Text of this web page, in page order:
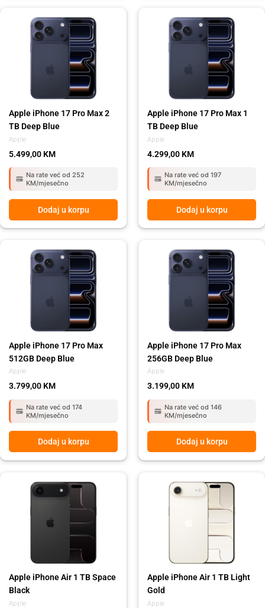
Apple
Apple iPhone 17 Pro Max 2
TB Deep Blue
5.499,00 KM
Na rate već od 252
KM/mjesečno
Dodaj u korpu
Apple
Apple iPhone 17 Pro Max 1
TB Deep Blue
4.299,00 KM
Na rate već od 197
KM/mjesečno
Dodaj u korpu
Apple
Apple iPhone 17 Pro Max
512GB Deep Blue
3.799,00 KM
Na rate već od 174
KM/mjesečno
Dodaj u korpu
Apple
Apple iPhone 17 Pro Max
256GB Deep Blue
3.199,00 KM
Na rate već od 146
KM/mjesečno
Dodaj u korpu
Apple
Apple iPhone Air 1 TB Space
Black
Apple
Apple iPhone Air 1 TB Light
Gold